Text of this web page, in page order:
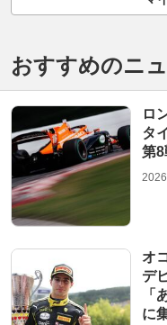
おすすめのニ
ロ
タ
第8
オ
デ
「
に